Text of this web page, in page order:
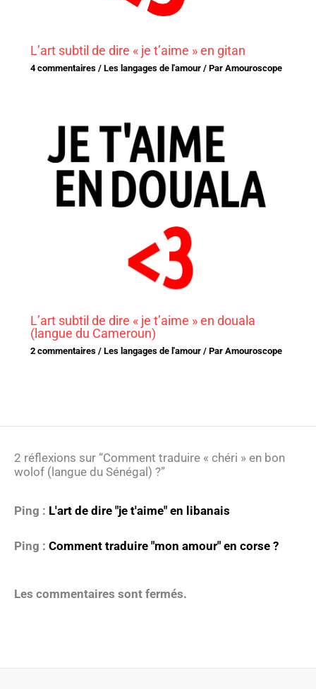
L’art subtil de dire « je t’aime » en gitan
4 commentaires /Les langages de l'amour / ParAmouroscope
L’art subtil de dire « je t’aime » en douala
(langue du Cameroun)
2 commentaires /Les langages de l'amour / ParAmouroscope
2 réflexions sur “Comment traduire « chéri » en bon
wolof (langue du Sénégal) ?”
Ping : L'art de dire "je t'aime" en libanais
Ping : Comment traduire "mon amour" en corse ?
Les commentaires sont fermés.